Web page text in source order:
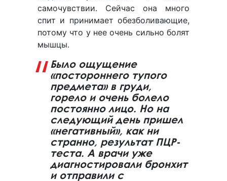
самочувствии. Сейчас она много
спит и принимает обезболивающие,
потому что у нее очень сильно болят
мышцы.
Было ощущение
«постороннего тупого
предмета» в груди,
горело и очень болело
постоянно лицо. Но на
следующий день пришел
«негативный», как ни
странно, результат ПЦР-
теста. А врачи уже
диагностировали бронхит
и отправили с